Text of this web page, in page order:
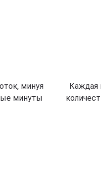
минуя
минуты
Каждая